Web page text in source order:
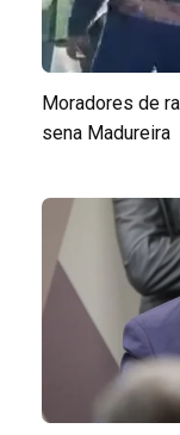
Moradores de
sena Madureira